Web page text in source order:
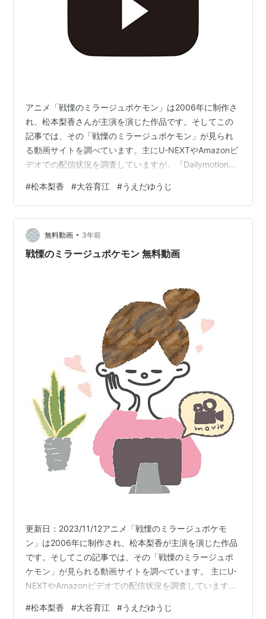
アークザラッド3(ルッツ)
アルカナ・ファミリア -幽霊船の魔術師-（ヨシュ
戦国無双シリーズ（前田慶次、佐々木小次郎）
テイルズオブイノセンス（スパーダ・ベルフォル
マ）
ときめきメモリアル（早乙女好雄）
ドラグナーズアリア（ジャレッド・ブレイン）
きまぐれオレンジ☆ロードOriginal CDシネマ（火野
勇作）
少コミフラワードラマCD 東京ジュリエット（瑞沢
アニメ「戦慄のミラージュポケモン」は2006年に制作さ
れ、松本梨香さんが主演を演じた作品です。そしてこの
記事では、その「戦慄のミラージュポケモン」が見られ
る動画サイトを調べています。主にU-NEXTやAmazonビ
デオでの配信状況を調査していますが、『Dailymotionと
ちょっと･･･』という方向けに、無料動画サイトのリンク
も載せています。動画があったとしても違法アップロー
ドされた動画ばかりだと思いますが、気にしない人は無
料動画サイトでも動画を探してみてください。1.「戦慄の
ミラージュポケモン」を無料サイトで探す無料サイトで
#松本梨香 #大谷育江 #うえだゆうじ
無料動画 • 3年前
戦慄のミラージュポケモン 無料動画
更新日：2023/11/12アニメ「戦慄のミラージュポケモ
ン」は2006年に制作され、松本梨香が主演を演じた作品
です。そしてこの記事では、その「戦慄のミラージュポ
ケモン」が見られる動画サイトを調べています。 主にU-
NEXTやAmazonビデオでの配信状況を調査しています
ざわざ登録するのはちょっと･･･』という方向けに、無料
#松本梨香 #大谷育江 #うえだゆうじ